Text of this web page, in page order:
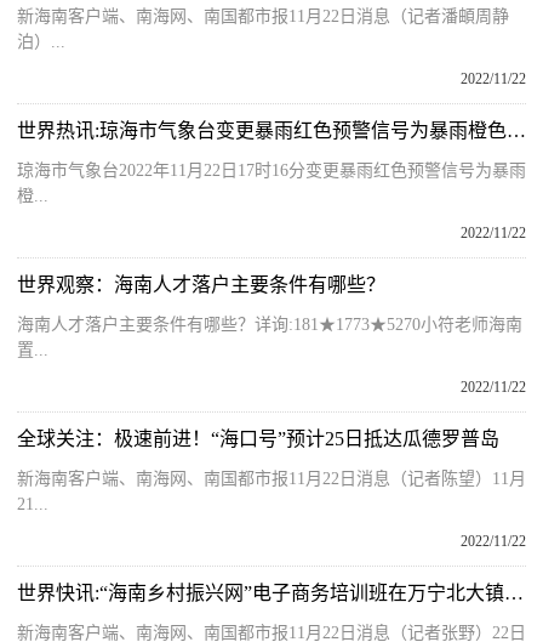
新海南客户端、南海网、南国都市报11月22日消息（记者潘頔周静
泊）...
2022/11/22
世界热讯:琼海市气象台变更暴雨红色预警信号为暴雨橙色预警信号
琼海市气象台2022年11月22日17时16分变更暴雨红色预警信号为暴雨
橙...
2022/11/22
世界观察：海南人才落户主要条件有哪些？
海南人才落户主要条件有哪些？详询:181★1773★5270小符老师海南
置...
2022/11/22
全球关注：极速前进！“海口号”预计25日抵达瓜德罗普岛
新海南客户端、南海网、南国都市报11月22日消息（记者陈望）11月
21...
2022/11/22
世界快讯:“海南乡村振兴网”电子商务培训班在万宁北大镇开班
新海南客户端、南海网、南国都市报11月22日消息（记者张野）22日